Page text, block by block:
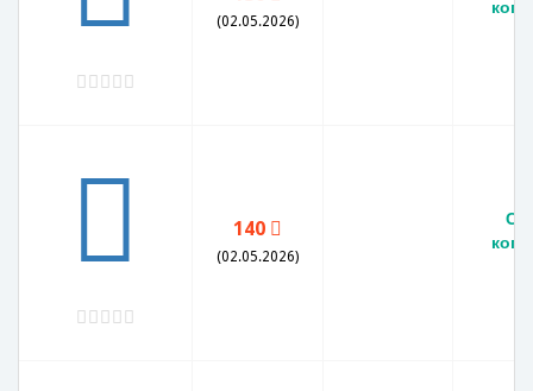
(02.05.2026)
140
(02.05.2026)